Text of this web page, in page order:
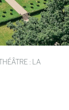
: LA